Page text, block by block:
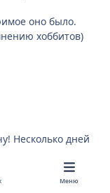
оно было.
хоббитов)
Несколько дней
А ты только и
Меню